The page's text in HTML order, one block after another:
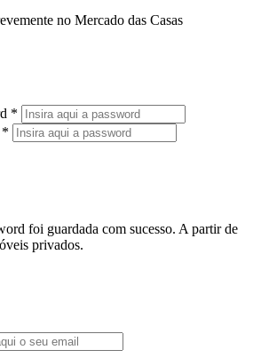
no Mercado das Casas
*
*
foi guardada com sucesso. A partir de
privados.